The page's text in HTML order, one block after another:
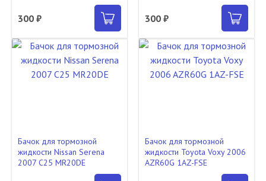
300 ₽ 300 ₽
Бачок для тормозной
жидкости Nissan Serena
2007 C25 MR20DE
Бачок для тормозной
жидкости Toyota Voxy 2006
AZR60G 1AZ-FSE